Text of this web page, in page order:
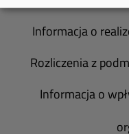
Informacja o
Rozliczenia z
Informacja o